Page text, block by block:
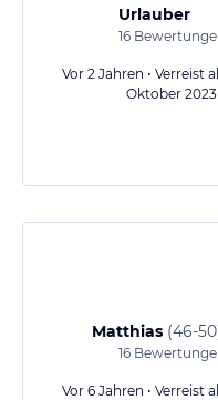
Urlauber
16
Vor 2 Jahren • Verreist
Oktober 2023
Matthias (46-50
16
Vor 6 Jahren • Verreist